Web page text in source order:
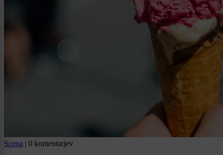
Scena | 0 komentarjev